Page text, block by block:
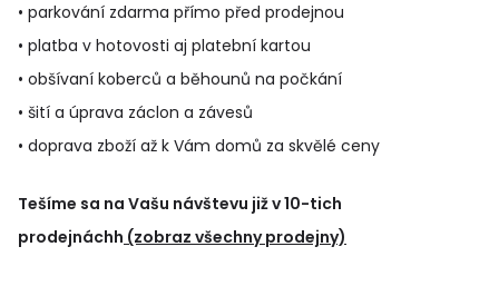
• parkování zdarma přímo před prodejnou
• platba v hotovosti aj platební kartou
• obšívaní koberců a běhounů na počkání
• šití a úprava záclon a závesů
• doprava zboží až k Vám domů za skvělé ceny
Tešíme sa na Vašu návštevu již v 10-tich
prodejnáchh (zobraz všechny prodejny)